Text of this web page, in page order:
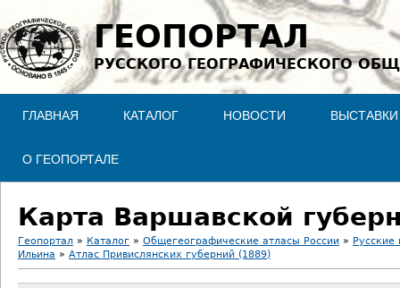
Jump to navigation
ГЕОПОРТАЛ
РУССКОГО ГЕОГРАФИЧЕСКОГО
ГЛАВНАЯ КАТАЛОГ НОВОСТИ ВЫСТАВКИ
О ГЕОПОРТАЛЕ
Карта Варшавской
В
Геопортал » Каталог » Общегеографические атласы России » Русские
Ильина » Атлас Привислянских губерний (1889)